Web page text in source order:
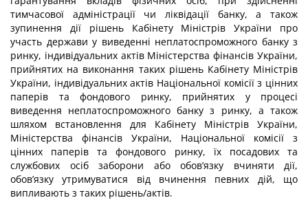
тимчасової адміністрації чи ліквідації банку, а також
зупинення дії рішень Кабінету Міністрів України про
участь держави у виведенні неплатоспроможного банку з
ринку, індивідуальних актів Міністерства фінансів України,
прийнятих на виконання таких рішень Кабінету Міністрів
України, індивідуальних актів Національної комісії з цінних
паперів та фондового ринку, прийнятих у процесі
виведення неплатоспроможного банку з ринку, а також
шляхом встановлення для Кабінету Міністрів України,
Міністерства фінансів України, Національної комісії з
цінних паперів та фондового ринку, їх посадових та
службових осіб заборони або обов’язку вчиняти дії,
обов’язку утримуватися від вчинення певних дій, що
випливають з таких рішень/актів.